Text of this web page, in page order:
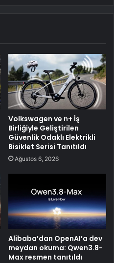
Volkswagen ve n+ İş
Birliğiyle Geliştirilen
Güvenlik Odaklı Elektrikli
Bisiklet Serisi Tanıtıldı
Ağustos 6, 2026
Alibaba’dan OpenAI’a dev
meydan okuma: Qwen3.8-
Max resmen tanıtıldı